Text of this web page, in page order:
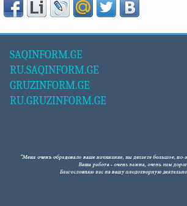
SAQINFORM.GE
RU.SAQINFORM.GE
GRUZINFORM.GE
RU.GRUZINFORM.GE